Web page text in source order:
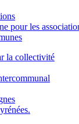
pour les
la collectivité